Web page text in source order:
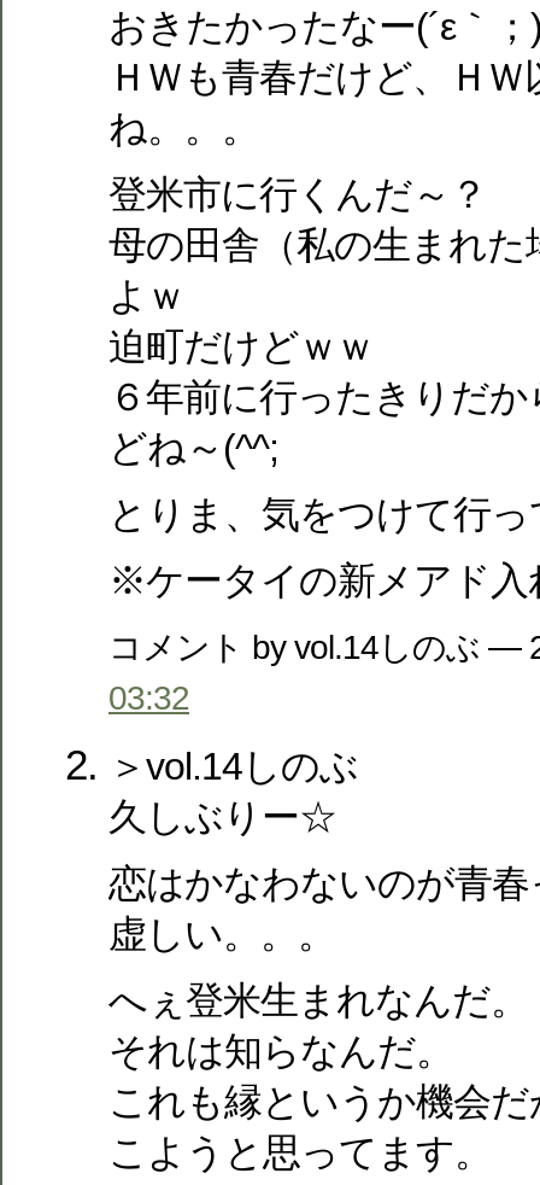
おきたかったなー(´ε｀
ＨＷも青春だけど、Ｈ
ね。。。
登米市に行くんだ～？
母の田舎（私の生まれた
よｗ
迫町だけどｗｗ
６年前に行ったきりだ
どね～(^^;
とりま、気をつけて行っ
※ケータイの新メアド入
コメント by vol.14しのぶ —
03:32
＞vol.14しのぶ
久しぶりー☆
恋はかなわないのが青
虚しい。。。
へぇ登米生まれなんだ。
それは知らなんだ。
これも縁というか機会
こようと思ってます。